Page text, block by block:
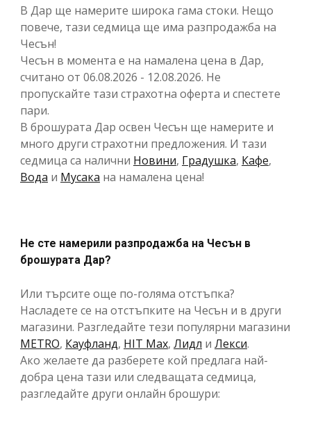
В Дар ще намерите широка гама стоки. Нещо
повече, тази седмица ще има разпродажба на
Чесън!
Чесън в момента е на намалена цена в Дар,
считано от 06.08.2026 - 12.08.2026. Не
пропускайте тази страхотна оферта и спестете
пари.
В брошурата Дар освен Чесън ще намерите и
много други страхотни предложения. И тази
седмица са налични Новини, Градушка, Кафе,
Вода и Мусака на намалена цена!
Не сте намерили разпродажба на Чесън в
брошурата Дар?
Или търсите още по-голяма отстъпка?
Насладете се на отстъпките на Чесън и в други
магазини. Разгледайте тези популярни магазини
METRO, Кауфланд, HIT Max, Лидл и Лекси.
Ако желаете да разберете кой предлага най-
добра цена тази или следващата седмица,
разгледайте други онлайн брошури: